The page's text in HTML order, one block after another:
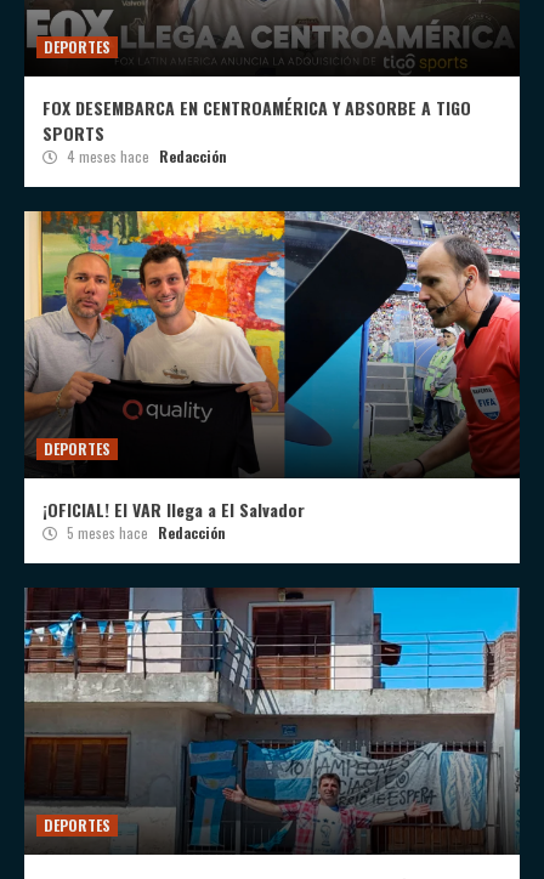
DEPORTES
FOX DESEMBARCA EN CENTROAMÉRICA Y ABSORBE A TIGO
SPORTS
4 meses hace Redacción
DEPORTES
¡OFICIAL! El VAR llega a El Salvador
5 meses hace Redacción
DEPORTES